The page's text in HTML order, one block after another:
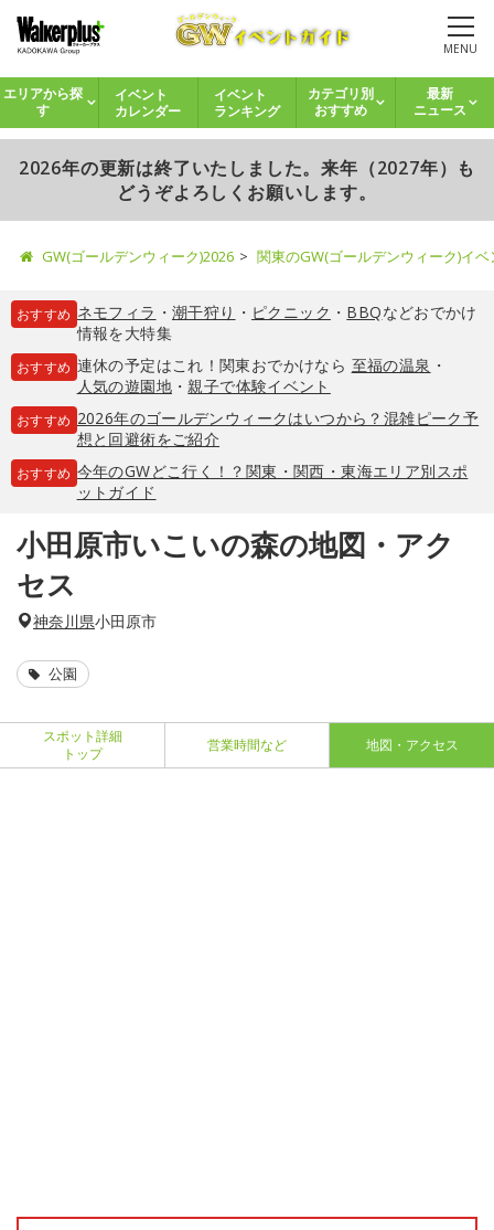
MENU
エリアから探
す
イベント
カレンダー
イベント
ランキング
カテゴリ別
おすすめ
最新
ニュース
2026年の更新は終了いたしました。来年（2027年）も
どうぞよろしくお願いします。
GW(ゴールデンウィーク)2026 関東のGW(ゴールデンウィーク)イ
おすすめ ネモフィラ ・ 潮干狩り ・ ピクニック ・ BBQなどおでかけ
情報を大特集
おすすめ 連休の予定はこれ！関東おでかけなら 至福の温泉 ・
人気の遊園地・親子で体験イベント
おすすめ 2026年のゴールデンウィークはいつから？混雑ピーク予
想と回避術をご紹介
おすすめ 今年のGWどこ行く！？関東・関西・東海エリア別スポ
ットガイド
小田原市いこいの森の地図・アク
セス
神奈川県小田原市
公園
スポット詳細
トップ
営業時間など 地図・アクセス